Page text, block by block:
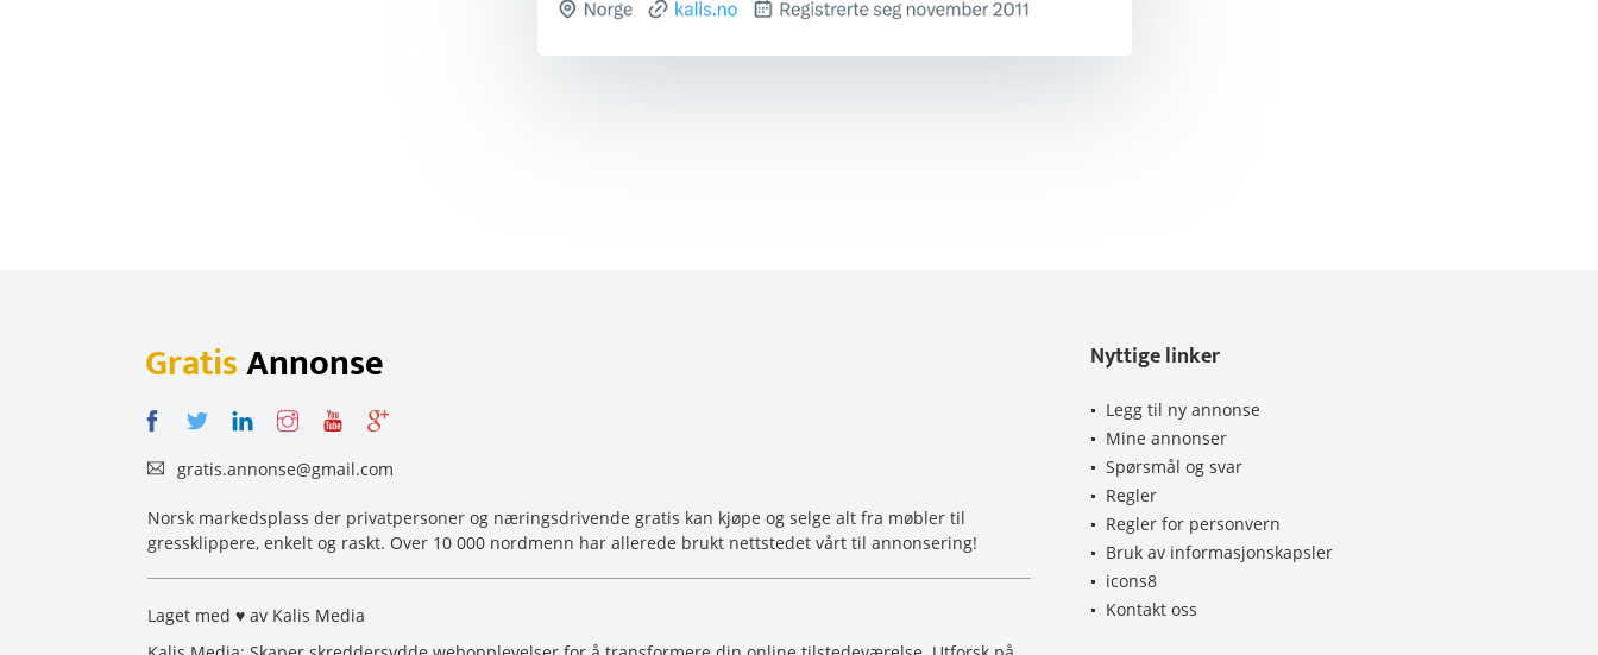
GratisAnnonse
gratis.annonse@gmail.com
Norsk markedsplass der privatpersoner og næringsdrivende gratis kan kjøpe og selge alt fra møbler til
gressklippere, enkelt og raskt. Over 10 000 nordmenn har allerede brukt nettstedet vårt til annonsering!
Laget med ♥ av Kalis Media
Nyttige linker
Legg til ny annonse
Mine annonser
Spørsmål og svar
Regler
Regler for personvern
Bruk av informasjonskapsler
icons8
Kontakt oss